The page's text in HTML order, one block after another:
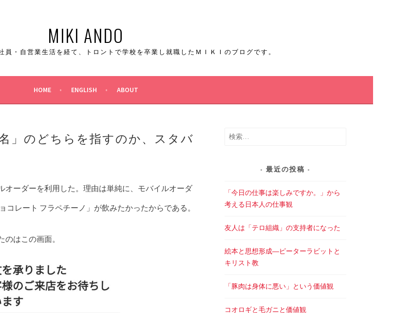
MIKI ANDO
員・自営業生活を経て、トロントで学校を卒業し就職したＭＩＫＩのブログです。
HOME ENGLISH ABOUT
」のどちらを指すのか、スタバ
オーダーを利用した。理由は単純に、モバイルオーダ
コレート フラペチーノ」が飲みたかったからである。
はこの画面。
検
最近の投稿
「今日の仕事は楽しみですか。」から
考える日本人の仕事観
友人は「テロ組織」の支持者になった
絵本と思想形成―ピーターラビットと
キリスト教
「豚肉は身体に悪い」という価値観
コオロギと毛ガニと価値観